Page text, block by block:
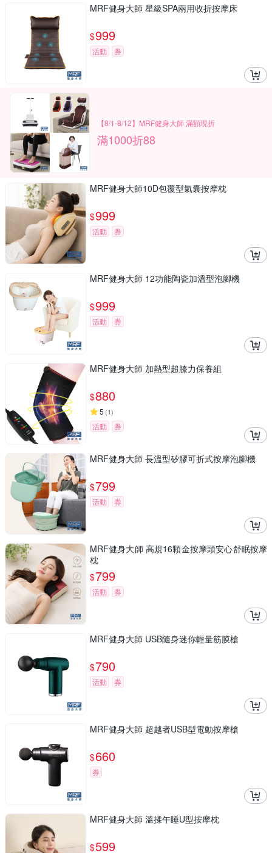
MRF健身大師 星級SPA兩用收折按摩床
$999
活動 券
【8/1-8/12】MRF健身大師 滿額現折
滿1000折88
MRF健身大師10D包覆型氣囊按摩枕
$999
活動 券
MRF健身大師 12功能陶瓷加溫型泡腳機
$999
活動 券
MRF健身大師 加熱型超膝力保養組
$880
5 (1)
活動 券
MRF健身大師 長溫型矽膠可折式按摩泡腳機
$799
活動 券
MRF健身大師 高規16顆金按摩頭安心舒眠按摩
枕
$799
活動 券
MRF健身大師 USB隨身迷你輕量筋膜槍
$790
活動 券
MRF健身大師 超越者USB型電動按摩槍
$660
券
MRF健身大師 溫揉午睡U型按摩枕
$599